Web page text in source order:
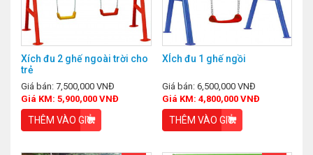
Xích đu 2 ghế ngoài trời cho
trẻ
Giá bán: 7,500,000 VNĐ
Giá KM: 5,900,000 VNĐ
THÊM VÀO GIỎ
XÍch đu 1 ghế ngồi
Giá bán: 6,500,000 VNĐ
Giá KM: 4,800,000 VNĐ
THÊM VÀO GIỎ